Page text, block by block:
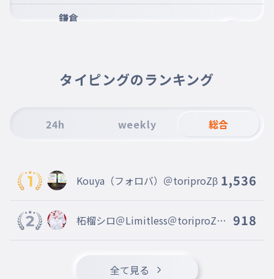
鎌倉
むろまち
安土桃山
010
江戸
えど
大正
タイピングのランキング
24h weekly 総合
Kouya（フォロバ）＠toriproZβ 1,536
柘榴シロ＠Limitless＠toriproZ＠ 918
全て見る